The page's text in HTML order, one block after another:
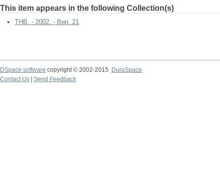
This item appears in the following Collection(s)
ТНВ. - 2002. - Вип. 21
DSpace software copyright © 2002-2015
DuraSpace
Contact Us
Send Feedback